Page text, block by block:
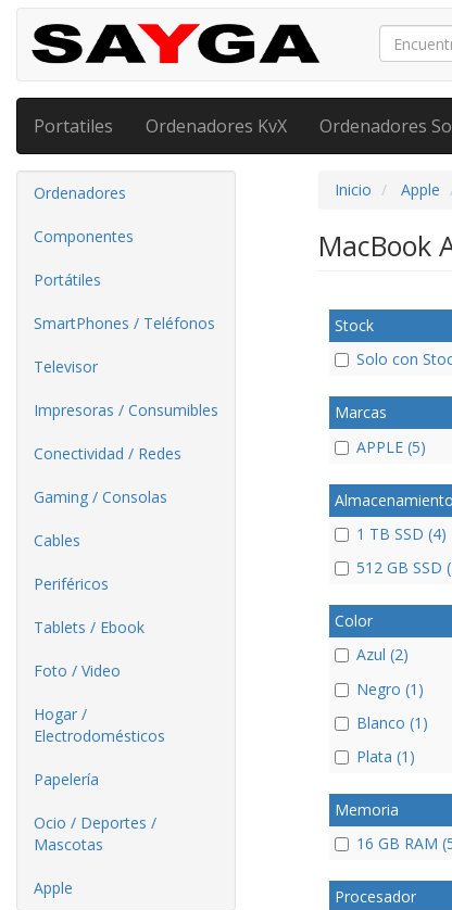
Portatiles Ordenadores KvX Ordenadores
Ordenadores
Componentes
Portátiles
SmartPhones / Teléfonos
Televisor
Impresoras / Consumibles
Conectividad / Redes
Gaming / Consolas
Cables
Periféricos
Tablets / Ebook
Foto / Video
Hogar /
Electrodomésticos
Papelería
Ocio / Deportes /
Mascotas
Apple
Inicio Apple
MacBook
Stock
Solo con
Marcas
APPLE (5)
Almacenamiento
1 TB SSD (4)
512 GB SSD
Color
Azul (2)
Negro (1)
Blanco (1)
Plata (1)
Memoria
16 GB RAM
Procesador